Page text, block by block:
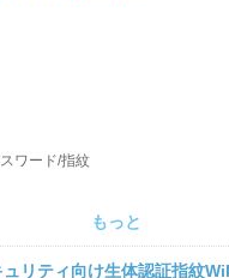
ワード/指紋
もっと
リティ向け生体認証指紋